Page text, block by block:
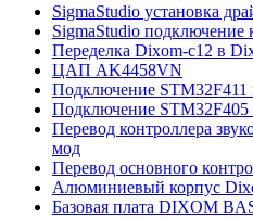
SigmaStudio установка
SigmaStudio
Переделка Dixom-c12 в
ЦАП AK4458VN
Подключение STM32F411
Подключение STM32F405
Перевод контроллера
мод
Перевод основного
Алюминиевый корпус
Базовая плата DIXOM